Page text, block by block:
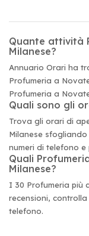
Quante attività
Milanese?
Annuario Orari ha
Profumeria a
Profumeria a
Quali sono gli
Trova gli orari di
Milanese
numeri di telefono
Quali
Milanese?
I 30 Profumeria più
recensioni,
telefono.